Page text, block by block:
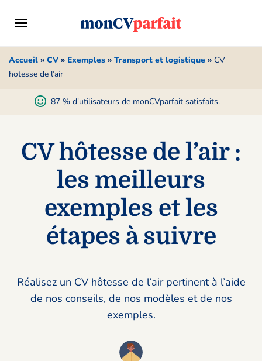
Accueil » CV » Exemples » Transport et logistique » CV
hotesse de l’air
87 % d'utilisateurs de monCVparfait satisfaits.
CV hôtesse de l’air :
les meilleurs
exemples et les
étapes à suivre
Réalisez un CV hôtesse de l’air pertinent à l’aide
de nos conseils, de nos modèles et de nos
exemples.